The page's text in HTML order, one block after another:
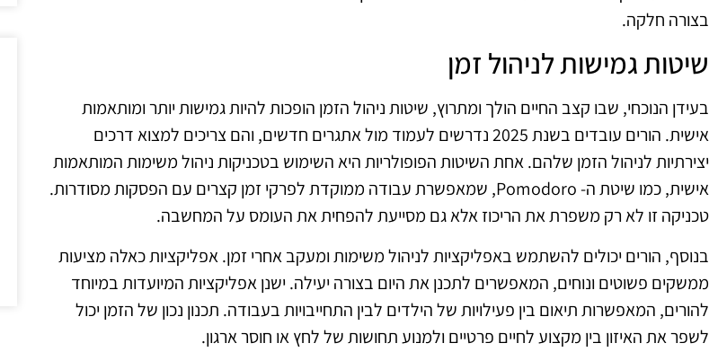
בצורה חלקה.
שיטות גמישות לניהול זמן
בעידן הנוכחי, שבו קצב החיים הולך ומתרוץ, שיטות ניהול הזמן הופכות להיות גמישות יותר ומותאמות
אישית. הורים עובדים בשנת 2025 נדרשים לעמוד מול אתגרים חדשים, והם צריכים למצוא דרכים
יצירתיות לניהול הזמן שלהם. אחת השיטות הפופולריות היא השימוש בטכניקות ניהול משימות המותאמות
אישית, כמו שיטת ה- Pomodoro, שמאפשרת עבודה ממוקדת לפרקי זמן קצרים עם הפסקות מסודרות.
טכניקה זו לא רק משפרת את הריכוז אלא גם מסייעת להפחית את העומס על המחשבה.
בנוסף, הורים יכולים להשתמש באפליקציות לניהול משימות ומעקב אחרי זמן. אפליקציות כאלה מציעות
ממשקים פשוטים ונוחים, המאפשרים לתכנן את היום בצורה יעילה. ישנן אפליקציות המיועדות במיוחד
להורים, המאפשרות תיאום בין פעילויות של הילדים לבין התחייבויות בעבודה. תכנון נכון של הזמן יכול
לשפר את האיזון בין מקצוע לחיים פרטיים ולמנוע תחושות של לחץ או חוסר ארגון.